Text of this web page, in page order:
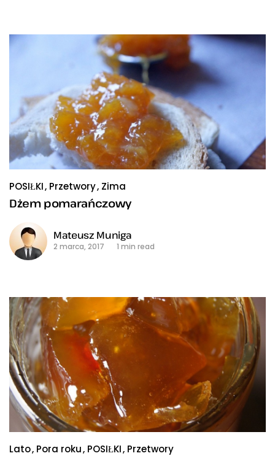
POSIŁKI Przetwory Zima
Dżem pomarańczowy
Mateusz Muniga
2 marca, 2017 1 min read
Lato Pora roku POSIŁKI Przetwory